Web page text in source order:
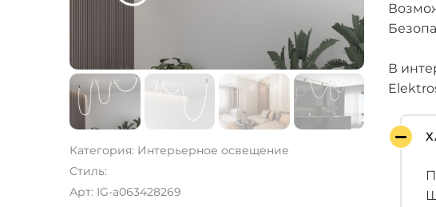
Категория: Интерьерное освещение
Стиль:
Арт: IG-a063428269
В